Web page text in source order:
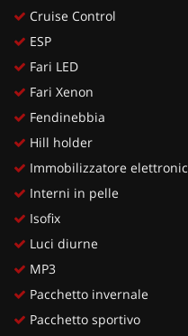
Cruise Control
ESP
Fari LED
Fari Xenon
Fendinebbia
Hill holder
Immobilizzatore
Interni in pelle
Isofix
Luci diurne
MP3
Pacchetto invernale
Pacchetto sportivo